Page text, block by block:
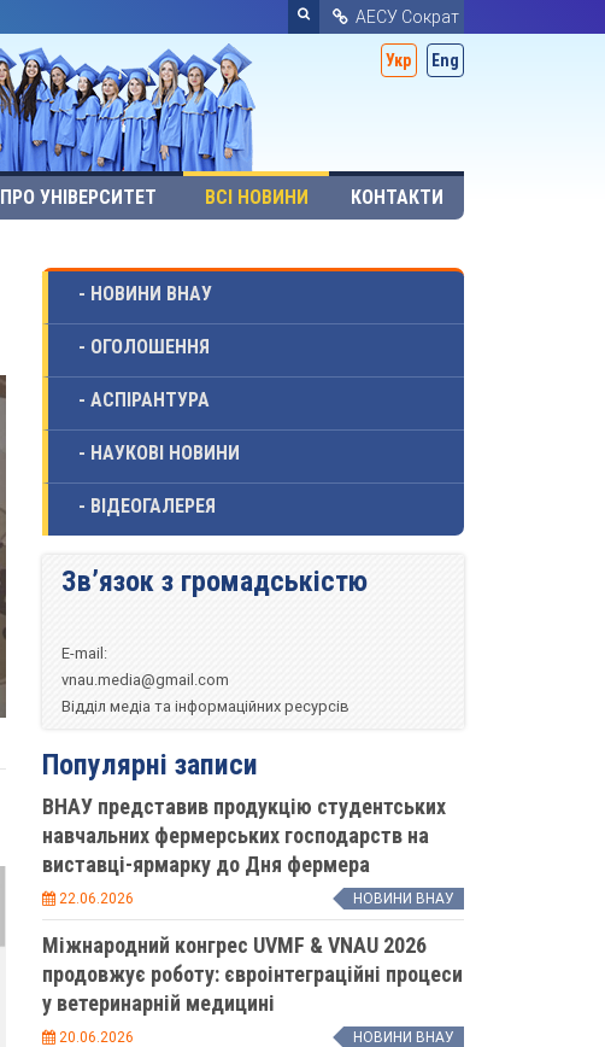
АЕСУ Сократ
Укр Eng
ПРО УНІВЕРСИТЕТ ВСІ НОВИНИ КОНТАКТИ
- НОВИНИ ВНАУ
- ОГОЛОШЕННЯ
- АСПІРАНТУРА
- НАУКОВІ НОВИНИ
- ВІДЕОГАЛЕРЕЯ
Зв’язок з громадськістю
E-mail:
vnau.media@gmail.com
Відділ медіа та інформаційних ресурсів
Популярні записи
ВНАУ представив продукцію студентських
навчальних фермерських господарств на
виставці-ярмарку до Дня фермера
22.06.2026 НОВИНИ ВНАУ
Міжнародний конгрес UVMF & VNAU 2026
продовжує роботу: євроінтеграційні процеси
у ветеринарній медицині
20.06.2026 НОВИНИ ВНАУ